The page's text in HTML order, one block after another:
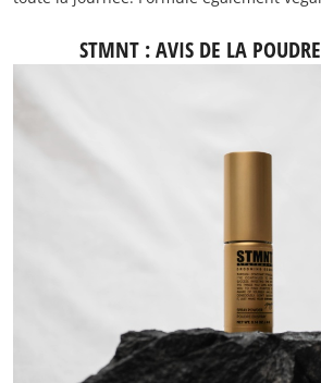
STMNT : AVIS DE LA